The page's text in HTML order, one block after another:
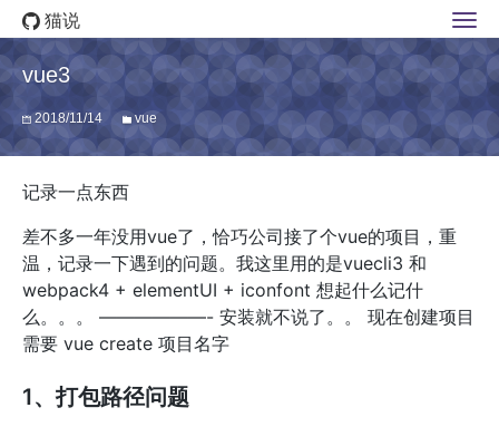
猫说
vue3
2018/11/14 vue
记录一点东西
差不多一年没用vue了，恰巧公司接了个vue的项目，重
温，记录一下遇到的问题。我这里用的是vuecli3 和
webpack4 + elementUI + iconfont 想起什么记什
么。。。 ——————- 安装就不说了。。 现在创建项目
需要 vue create 项目名字
1、打包路径问题